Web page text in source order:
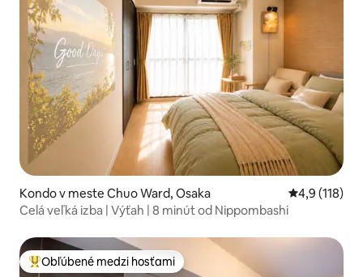
Kondo v meste Chuo Ward, Osaka Priemerné
4,9 (118)
Celá veľká izba | Výťah | 8 minút od Nippombashi
Najobľúbenejšie medzi hosťami
Obľúbené medzi hosťami